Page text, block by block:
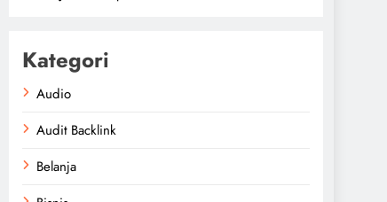
Kategori
Audio
Audit Backlink
Belanja